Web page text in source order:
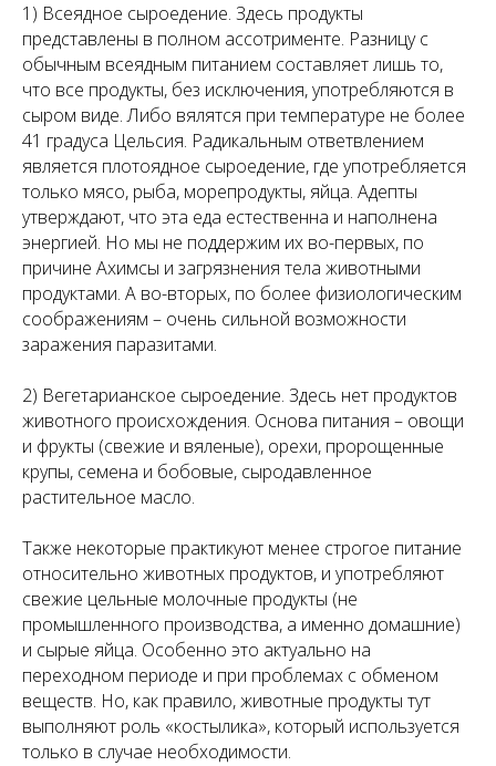
1) Всеядное сыроедение. Здесь продукты
представлены в полном ассотрименте. Разницу с
обычным всеядным питанием составляет лишь то,
что все продукты, без исключения, употребляются в
сыром виде. Либо вялятся при температуре не более
41 градуса Цельсия. Радикальным ответвлением
является плотоядное сыроедение, где употребляется
только мясо, рыба, морепродукты, яйца. Адепты
утверждают, что эта еда естественна и наполнена
энергией. Но мы не поддержим их во-первых, по
причине Ахимсы и загрязнения тела животными
продуктами. А во-вторых, по более физиологическим
соображениям – очень сильной возможности
заражения паразитами.
2) Вегетарианское сыроедение. Здесь нет продуктов
животного происхождения. Основа питания – овощи
и фрукты (свежие и вяленые), орехи, пророщенные
крупы, семена и бобовые, сыродавленное
растительное масло.
Также некоторые практикуют менее строгое питание
относительно животных продуктов, и употребляют
свежие цельные молочные продукты (не
промышленного производства, а именно домашние)
и сырые яйца. Особенно это актуально на
переходном периоде и при проблемах с обменом
веществ. Но, как правило, животные продукты тут
выполняют роль «костылика», который используется
только в случае необходимости.